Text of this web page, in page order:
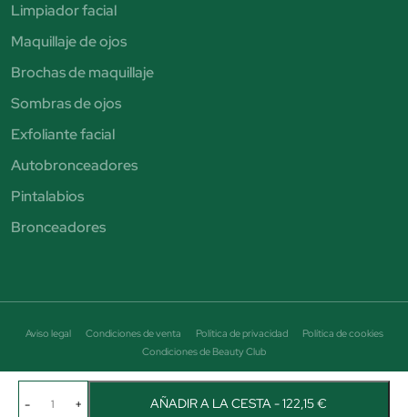
- + AÑADIR A LA CESTA - 122,15 €
Limpiador facial
Maquillaje de ojos
Brochas de maquillaje
Sombras de ojos
Exfoliante facial
Autobronceadores
Pintalabios
Bronceadores
Aviso legal Condiciones de venta Política de privacidad
Política de cookies
Condiciones de Beauty Club
Avenida Puigcerda Nº7 08185 Lliça de Vall Email: info@perfumeriajulia.es Teléfono: +34